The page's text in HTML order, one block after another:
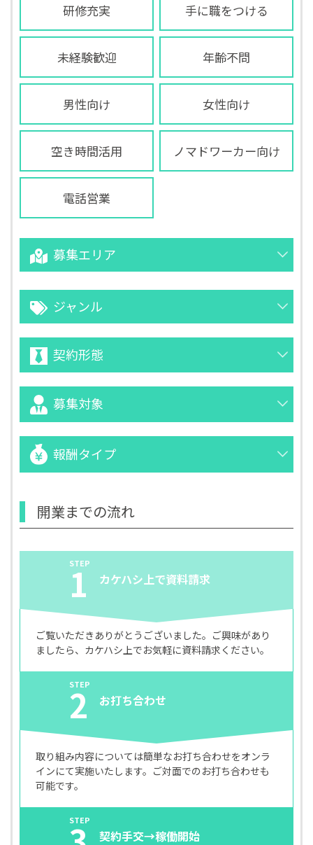
研修充実 手に職をつける
未経験歓迎 年齢不問
男性向け 女性向け
空き時間活用 ノマドワーカー向け
電話営業
募集エリア
ジャンル
契約形態
募集対象
報酬タイプ
開業までの流れ
STEP
1 カケハシ上で資料請求
ご覧いただきありがとうございました。ご興味があり
ましたら、カケハシ上でお気軽に資料請求ください。
STEP
2 お打ち合わせ
取り組み内容については簡単なお打ち合わせをオンラ
インにて実施いたします。ご対面でのお打ち合わせも
可能です。
STEP
契約手交→稼働開始